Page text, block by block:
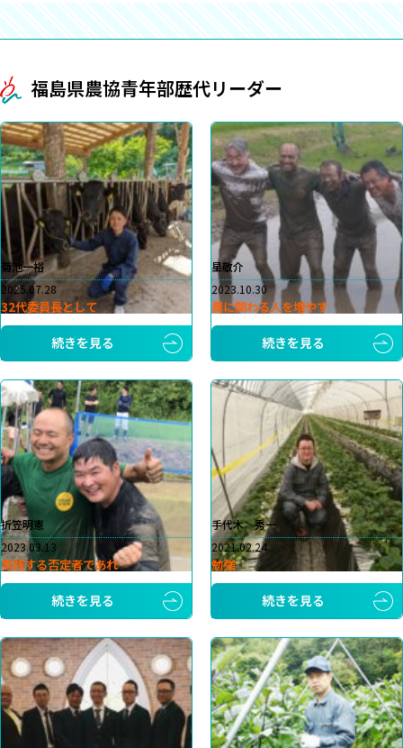
福島県農協青年部歴代リーダー
菊池一裕
2025.07.28
32代委員長として
続きを見る
星敬介
2023.10.30
農に関わる人を増やす
続きを見る
折笠明憲
2023.03.13
実践する否定者であれ
続きを見る
手代木 秀一
2021.02.24
勉強
続きを見る